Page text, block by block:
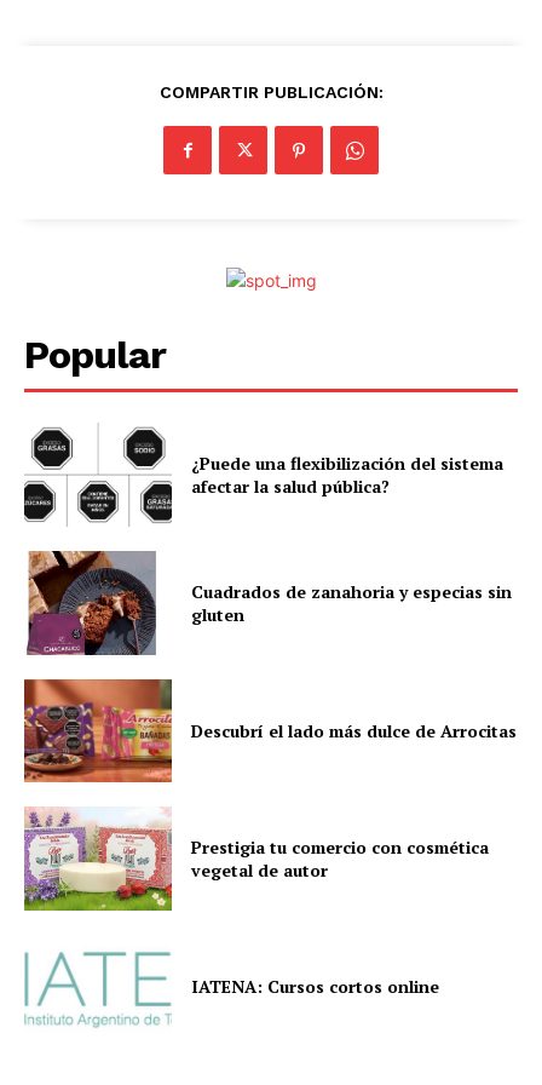
COMPARTIR PUBLICACIÓN:
Popular
¿Puede una flexibilización del sistema
afectar la salud pública?
Cuadrados de zanahoria y especias sin
gluten
Descubrí el lado más dulce de Arrocitas
Prestigia tu comercio con cosmética
vegetal de autor
IATENA: Cursos cortos online